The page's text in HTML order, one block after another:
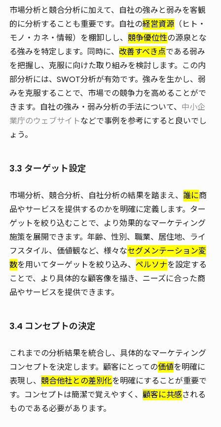
市場分析と競合分析に加えて、自社の強みと弱みを客観
的に分析することも重要です。自社の経営資源（ヒト・
モノ・カネ・情報）を棚卸しし、 競争優位性の源泉とな
る強みを特定します。同時に、 改善すべき点である弱み
を把握し、克服に向けた取り組みを検討します。この内
部分析には、SWOT分析が有効です。強みを生かし、弱
みを克服することで、市場での競争力を高めることがで
きます。自社の強み・弱み分析の手法について、 中小企
業庁のウェブサイトなどで事例を参考にすると良いでし
ょう。
3.3 ターゲット設定
市場分析、競合分析、自社分析の結果を踏まえ、 誰に商
品やサービスを提供するのかを明確に定義します。ター
ゲットを絞り込むことで、より効果的なマーケティング
施策を展開できます。年齢、性別、職業、居住地、ライ
フスタイル、価値観など、様々なセグメンテーション変
数を用いてターゲットを絞り込み、 ペルソナを設定する
ことで、より具体的な顧客像を描き、ニーズに合った商
品やサービスを提供できます。
3.4 コンセプトの決定
これまでの分析結果を統合し、具体的なマーケティング
コンセプトを決定します。顧客にとっての価値を明確に
表現し、 競合他社との差別化を明確にすることが重要で
す。コンセプトは簡潔で覚えやすく、 顧客に共感される
ものである必要があります。